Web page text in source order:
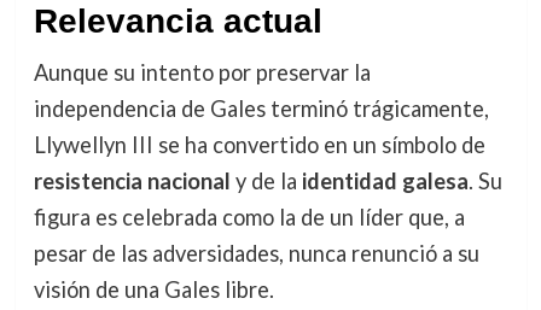
Relevancia actual
Aunque su intento por preservar la
independencia de Gales terminó trágicamente,
Llywellyn III se ha convertido en un símbolo de
resistencia nacional y de la identidad galesa. Su
figura es celebrada como la de un líder que, a
pesar de las adversidades, nunca renunció a su
visión de una Gales libre.